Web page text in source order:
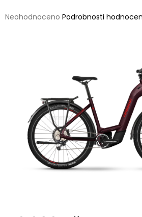
Průměrné
Neohodnoceno Podrobnosti